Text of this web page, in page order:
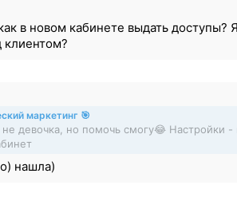
в новом кабинете выдать доступы?
клиентом?
маркетинг 🎯
девочка, но помочь смогу😂 Настройки -
нашла)